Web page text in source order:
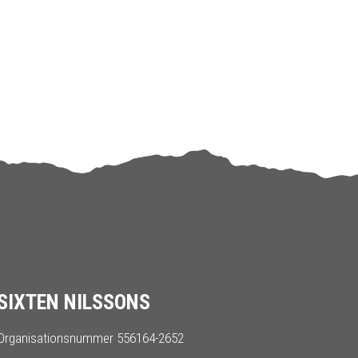
NILSSONS
556164-2652